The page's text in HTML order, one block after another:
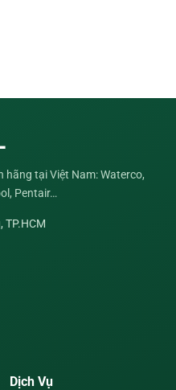
hãng tại Việt Nam: Waterco,
Pentair…
TP.HCM
Dịch Vụ